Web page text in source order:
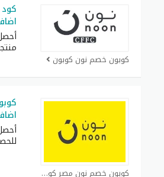
كوبون خصم نون كوبون
كوبون خصم نون مصر كوبون